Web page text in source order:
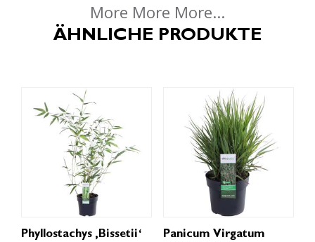
More More More...
ÄHNLICHE PRODUKTE
Phyllostachys ‚Bissetii‘
Panicum Virgatum